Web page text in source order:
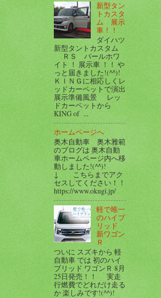
新型タン
トカスタ
ム 展示
車！！
ダイハツ
新型タントカスタム
ＲＳ パールホワ
イト ！ 展示車 ！！ や
っと届きました!(^^)!
ＫＩＮＧに相応しくレ
ッドカーペットで演出
展示準備風景 レッ
ドカーペットから
KING of ...
ホームページへ
奥木自動車 奥木雅範
のブログは 奥木自動
車ホームページ内へ移
動しました!(^^)!
↓ こちらまでアク
セスしてください！！
https://www.okugi.jp/
軽で唯一
のハイブ
リッド
新ワゴン
Ｒ
ついに スズキから 軽
自動車 では 初のハイ
ブリッド ワゴンＲ 8月
25日発売！！ 実走
行燃費でどれだけ走る
か 楽しみです!(^^)!